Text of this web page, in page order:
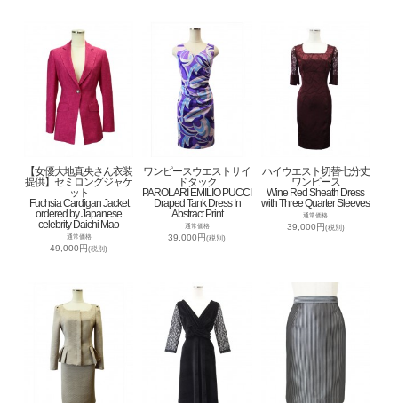
【女優大地真央さん衣装
提供】セミロングジャケ
ット
Fuchsia Cardigan Jacket
ordered by Japanese
celebrity Daichi Mao
通常価格
49,000円(税別)
ワンピースウエストサイ
ドタック
PAROLARI EMILIO PUCCI
Draped Tank Dress In
Abstract Print
通常価格
39,000円(税別)
ハイウエスト切替七分丈
ワンピース
Wine Red Sheath Dress
with Three Quarter Sleeves
通常価格
39,000円(税別)